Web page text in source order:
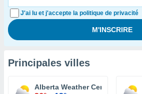
J'ai lu et j'accepte la politique de privacité
Principales villes
Alberta Weather Centre